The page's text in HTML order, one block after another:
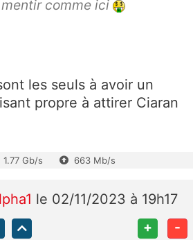
comme ici
les seuls à avoir un
propre à attirer Ciaran
1.77 Gb/s 663 Mb/s
le 02/11/2023 à 19h17
+ -